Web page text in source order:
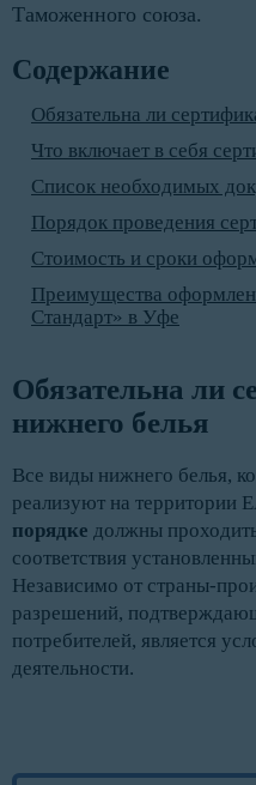
Таможенного союза.
Содержание
Обязательна ли
Что включает в себя
Список необходимых
Порядок проведения
Стоимость и сроки
Преимущества
Стандарт» в Уфе
Обязательна ли
нижнего белья
Все виды нижнего белья,
реализуют на территории
порядке должны
соответствия
Независимо от страны-
разрешений,
потребителей, является
деятельности.